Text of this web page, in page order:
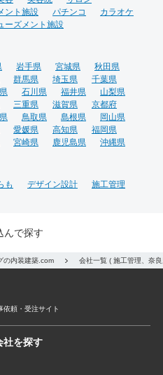
ント施設 パチンコ
カラオケ
ーズメント施設
岩手県 宮城県
秋田県
群馬県 埼玉県
千葉県
石川県 福井県
山梨県
三重県 滋賀県
京都府
鳥取県 島根県
岡山県
愛媛県 高知県
福岡県
宮崎県 鹿児島県 沖縄県
も デザイン設計 施工管理
んで探す
の内装建築.com 会社一覧 ( 施工管理、奈
依頼・受注サイト
社を探す